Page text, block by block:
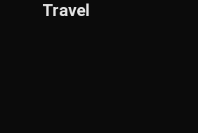
Travel